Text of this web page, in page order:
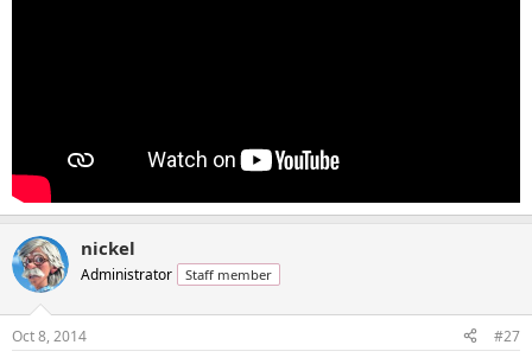
nickel
Administrator Staff member
Oct 8, 2014 #27